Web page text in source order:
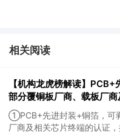
相关阅读
【机构龙虎榜解读】
部分覆铜板厂商、载板厂
批量订单，主要应用场景
额净买入这家公司
①PCB+先进封装+铜箔，可
厂商及相关芯片终端的认证